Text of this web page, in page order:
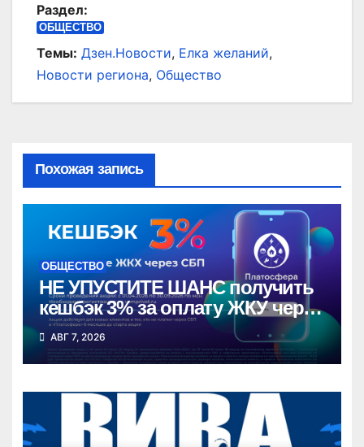
Раздел:
ОБЩЕСТВО
Темы: Дзен.Новости, Елка желаний,
Новости региона, Общество
Похожая запись
ОБЩЕСТВО
НЕ УПУСТИТЕ ШАНС получить
кешбэк 3% за оплату ЖКУ через
СБП в «Платосфере»
АВГ 7, 2026